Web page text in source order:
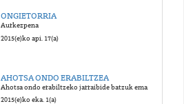
ONGIETORRIA
Aurkezpena
2015(e)ko api. 17(a)
AHOTSA ONDO ERABILTZEA
Ahotsa ondo erabiltzeko jarraibide batzuk ematen dituen bideoa.
2015(e)ko eka. 1(a)